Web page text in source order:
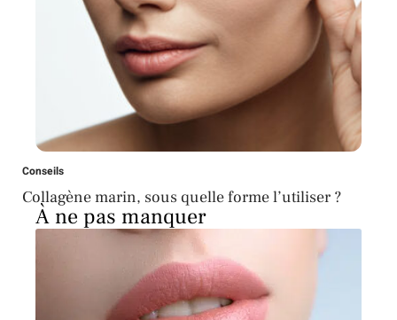
Conseils
Collagène marin, sous quelle forme l’utiliser ?
À ne pas manquer